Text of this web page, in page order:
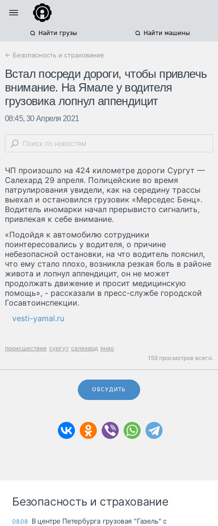
Найти грузы Найти машины
← Безопасность и страхование
Встал посреди дороги, чтобы привлечь
внимание. На Ямале у водителя
грузовика лопнул аппендицит
08:45, 30 Апреля 2021
ЧП произошло на 424 километре дороги Сургут —
Салехард 29 апреля. Полицейские во время
патрулирования увидели, как на середину трассы
выехал и остановился грузовик «Мерседес Бенц».
Водитель иномарки начал прерывисто сигналить,
привлекая к себе внимание.
«Подойдя к автомобилю сотрудники
поинтересовались у водителя, о причине
небезопасной остановки, на что водитель пояснил,
что ему стало плохо, возникла резкая боль в районе
живота и лопнул аппендицит, он не может
продолжать движение и просит медицинскую
помощь», - рассказали в пресс-службе городской
Госавтоинспекции.
vesti-yamal.ru
происшествие сургут салехард янао
159 просмотров всего.
ОБСУДИТЬ
Безопасность и страхование
08.08 В центре Петербурга грузовая "Газель" с